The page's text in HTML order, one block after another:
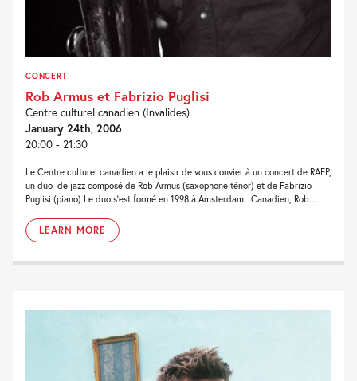
CONCERT
Rob Armus et Fabrizio Puglisi
Centre culturel canadien (Invalides)
January 24th, 2006
20:00 - 21:30
Le Centre culturel canadien a le plaisir de vous convier à un concert de RAFP,
un duo de jazz composé de Rob Armus (saxophone ténor) et de Fabrizio
Puglisi (piano) Le duo s’est formé en 1998 à Amsterdam. Canadien, Rob...
LEARN MORE